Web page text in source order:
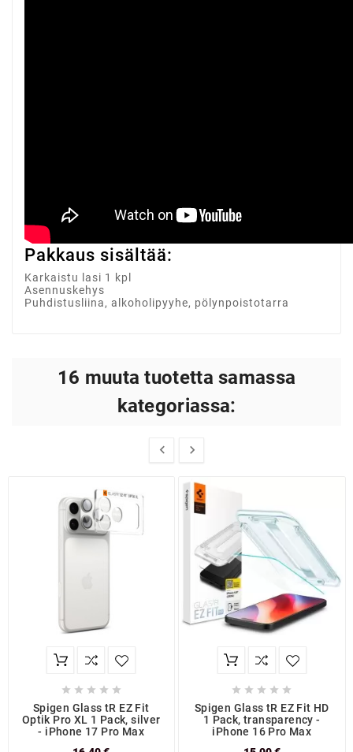
Pakkaus sisältää:
Karkaistu lasi 1 kpl
Asennuskehys
Puhdistusliina, alkoholipyyhe, pölynpoistotarra
16 muuta tuotetta samassa
kategoriassa:
 
    
Spigen Glass tR EZ Fit
Optik Pro XL 1 Pack, silver
- iPhone 17 Pro Max
    
Spigen Glass tR EZ Fit HD
1 Pack, transparency -
iPhone 16 Pro Max